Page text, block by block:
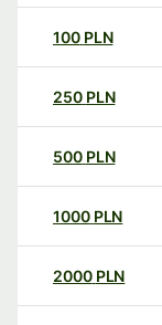
100 PLN
250 PLN
500 PLN
1000 PLN
2000 PLN